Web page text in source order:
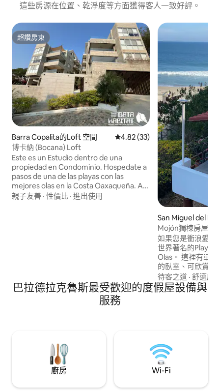
這些房源在位置、乾淨度等方面獲得客人一致好評。
超讚房東
超讚房東
Barra Copalita的Loft 空間 從 33 則評價中獲得 4.82 的平均
4.82 (33)
博卡納 (Bocana) Loft
Este es un Estudio dentro de una
propiedad en Condominio. Hospedate a
pasos de una de las playas con las
mejores olas en la Costa Oaxaqueña. A
tan solo 300 metros de Playa la Bocana,
親子友善 · 性價比 · 進出使用
San Miguel del
Mojón獨棟房屋：
如果您是衝浪愛好
世界著名的Playa
Olas。 這裡有單
的臥室、可欣賞海
泳池和泥烤箱，供
歡的東西，在這裡
聯繫。 這間度假
待客之道 ·舒適度
巴拉德拉克魯斯最受歡迎的度假屋設備與
服務
廚房 Wi-Fi